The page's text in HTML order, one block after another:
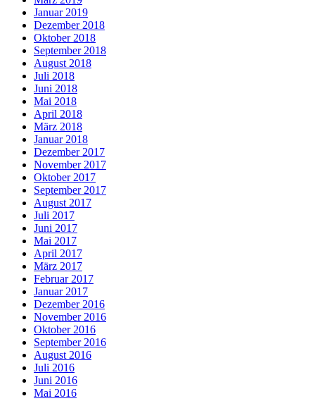
Januar 2019
Dezember 2018
Oktober 2018
September 2018
August 2018
Juli 2018
Juni 2018
Mai 2018
April 2018
März 2018
Januar 2018
Dezember 2017
November 2017
Oktober 2017
September 2017
August 2017
Juli 2017
Juni 2017
Mai 2017
April 2017
März 2017
Februar 2017
Januar 2017
Dezember 2016
November 2016
Oktober 2016
September 2016
August 2016
Juli 2016
Juni 2016
Mai 2016